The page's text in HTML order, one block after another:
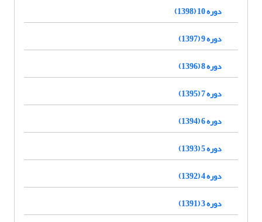
دوره 10 (1398)
دوره 9 (1397)
دوره 8 (1396)
دوره 7 (1395)
دوره 6 (1394)
دوره 5 (1393)
دوره 4 (1392)
دوره 3 (1391)